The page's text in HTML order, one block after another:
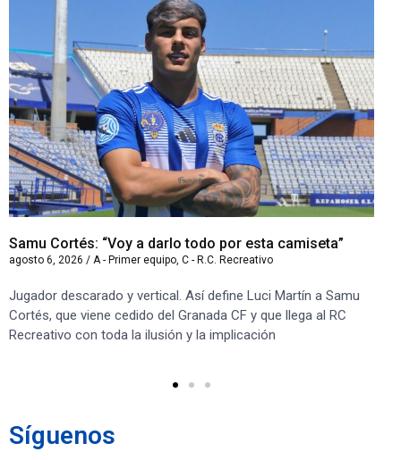
Samu Cortés: “Voy a darlo todo por esta camiseta”
agosto 6, 2026 / A - Primer equipo, C - R.C. Recreativo
Jugador descarado y vertical. Así define Luci Martín a Samu
Cortés, que viene cedido del Granada CF y que llega al RC
Recreativo con toda la ilusión y la implicación
Síguenos